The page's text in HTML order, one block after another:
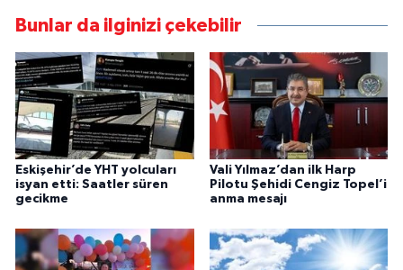
Bunlar da ilginizi çekebilir
Eskişehir’de YHT yolcuları
isyan etti: Saatler süren
gecikme
Vali Yılmaz’dan ilk Harp
Pilotu Şehidi Cengiz Topel’i
anma mesajı